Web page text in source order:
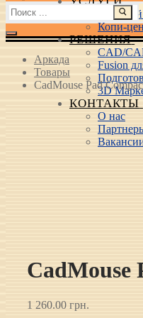
Копи-
РЕШЕНИЯ
CAD/
Fusion
3D
КОНТАКТЫ
О нас
Найти:
Аркада
Товары
CadMouse Pad
CadMouse
1 260.00 грн.